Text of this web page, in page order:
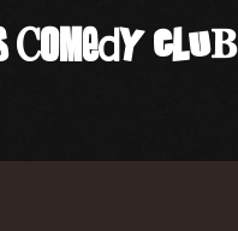
COMedY cLuB